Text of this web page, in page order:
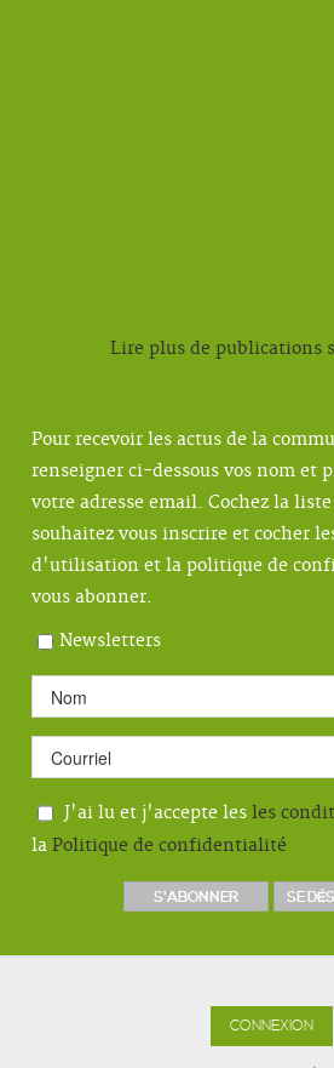
Lire plus de publications
Pour recevoir les actus de la
renseigner ci-dessous vos nom et
votre adresse email. Cochez la
souhaitez vous inscrire et cocher
d'utilisation et la politique de
vous abonner.
Newsletters
J'ai lu et j'accepte les les
la Politique de confidentialité
CONNEXION